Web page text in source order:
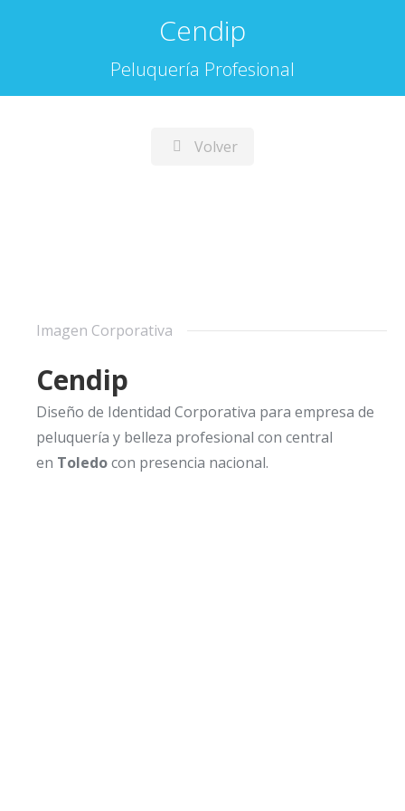
Cendip
Peluquería Profesional
Volver
Imagen Corporativa
Cendip
Diseño de Identidad Corporativa para empresa de
peluquería y belleza profesional con central
en Toledocon presencia nacional.